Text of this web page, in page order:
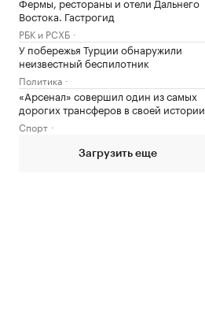
Востока. Гастрогид
РБК и РСХБ
У побережья Турции обнаружили
неизвестный беспилотник
Политика
«Арсенал» совершил один из самых
дорогих трансферов в своей истории
Спорт
Загрузить еще